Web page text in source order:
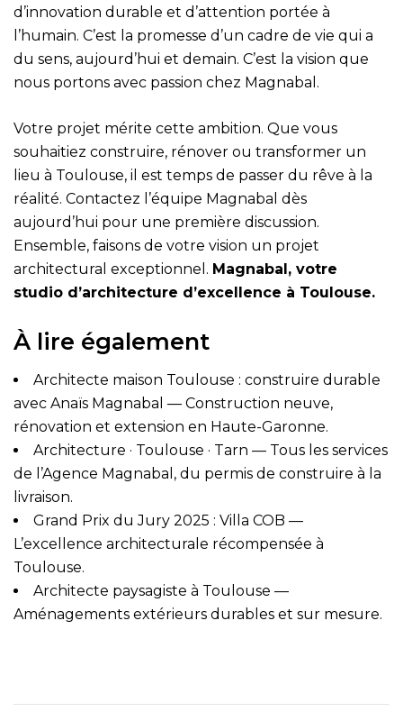
d’innovation durable et d’attention portée à
l’humain. C’est la promesse d’un cadre de vie qui a
du sens, aujourd’hui et demain. C’est la vision que
nous portons avec passion chez Magnabal.
Votre projet mérite cette ambition. Que vous
souhaitiez construire, rénover ou transformer un
lieu à Toulouse, il est temps de passer du rêve à la
réalité. Contactez l’équipe Magnabal dès
aujourd’hui pour une première discussion.
Ensemble, faisons de votre vision un projet
architectural exceptionnel. Magnabal, votre
studio d’architecture d’excellence à Toulouse.
À lire également
Architecte maison Toulouse : construire durable
avec Anaïs Magnabal — Construction neuve,
rénovation et extension en Haute-Garonne.
Architecture · Toulouse · Tarn — Tous les services
de l’Agence Magnabal, du permis de construire à la
livraison.
Grand Prix du Jury 2025 : Villa COB —
L’excellence architecturale récompensée à
Toulouse.
Architecte paysagiste à Toulouse —
Aménagements extérieurs durables et sur mesure.